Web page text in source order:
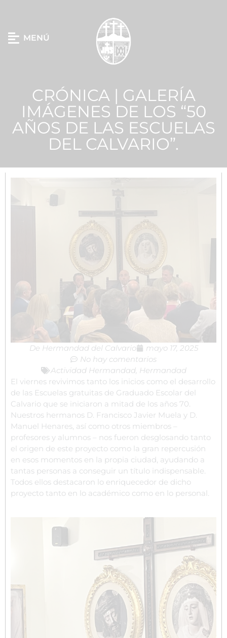
MENÚ
CRÓNICA | GALERÍA
IMÁGENES DE LOS “50
AÑOS DE LAS ESCUELAS
DEL CALVARIO”.
De Hermandad del Calvario
mayo 17, 2025
No hay comentarios
Actividad Hermandad, Hermandad
El viernes revivimos tanto los inicios como el desarrollo
de las Escuelas gratuitas de Graduado Escolar del
Calvario que se iniciaron a mitad de los años 70.
Nuestros hermanos D. Francisco Javier Muela y D.
Manuel Henares, así como otros miembros –
profesores y alumnos – nos fueron desglosando tanto
el origen de este proyecto como la gran repercusión
en esos momentos en la propia ciudad, ayudando a
tantas personas a conseguir un título indispensable.
Todos ellos destacaron lo enriquecedor de dicho
proyecto tanto en lo académico como en lo personal.